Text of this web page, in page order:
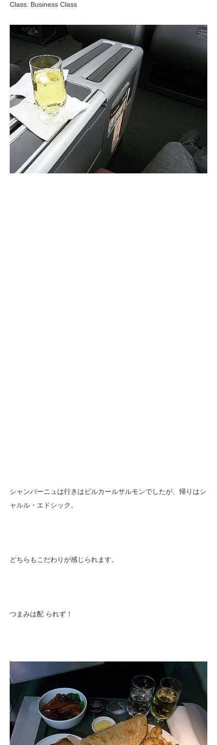
Class: Business Class
シャンパーニュは行きはビルカールサルモンでしたが、帰りはシ
ャルル・エドシック。
どちらもこだわりが感じられます。
つまみは配 られず！